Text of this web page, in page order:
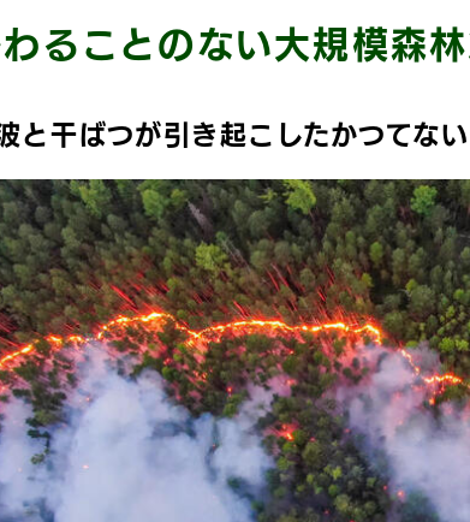
ることのない大規模森
と干ばつが引き起こしたかつてな